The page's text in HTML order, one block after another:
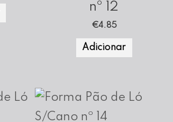
nº 12
€4.85
Adicionar